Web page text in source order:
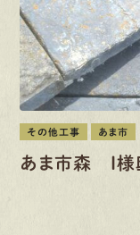
その他工事 あま市
あま市森 I様